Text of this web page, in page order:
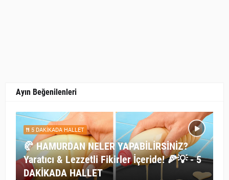
Ayın Beğenilenleri
5 DAKİKADA HALLET
🥐 HAMURDAN NELER YAPABİLİRSİNİZ?
Yaratıcı & Lezzetli Fikirler İçeride! 🍕💡 - 5
DAKİKADA HALLET